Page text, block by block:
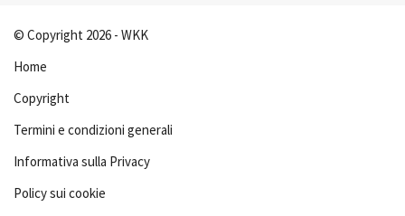
© Copyright 2026 - WKK
Home
Copyright
Termini e condizioni generali
Informativa sulla Privacy
Policy sui cookie